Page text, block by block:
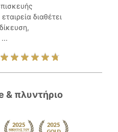
διαθέτει
πλυντήριο